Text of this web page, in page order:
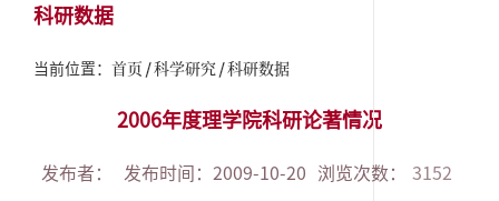
科研数据
当前位置： 首页 科学研究 科研数据
2006年度理学院科研论著情况
发布者： 发布时间：2009-10-20 浏览次数： 3152